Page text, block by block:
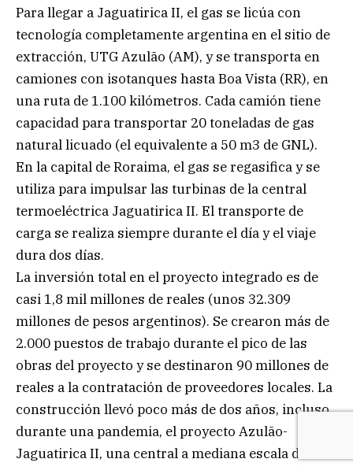
Para llegar a Jaguatirica II, el gas se licúa con
tecnología completamente argentina en el sitio de
extracción, UTG Azulão (AM), y se transporta en
camiones con isotanques hasta Boa Vista (RR), en
una ruta de 1.100 kilómetros. Cada camión tiene
capacidad para transportar 20 toneladas de gas
natural licuado (el equivalente a 50 m3 de GNL).
En la capital de Roraima, el gas se regasifica y se
utiliza para impulsar las turbinas de la central
termoeléctrica Jaguatirica II. El transporte de
carga se realiza siempre durante el día y el viaje
dura dos días.
La inversión total en el proyecto integrado es de
casi 1,8 mil millones de reales (unos 32.309
millones de pesos argentinos). Se crearon más de
2.000 puestos de trabajo durante el pico de las
obras del proyecto y se destinaron 90 millones de
reales a la contratación de proveedores locales. La
construcción llevó poco más de dos años, incluso
durante una pandemia, el proyecto Azulão-
Jaguatirica II, una central a mediana escala de 177